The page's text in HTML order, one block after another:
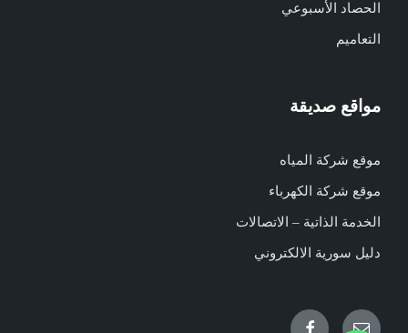
الحصاد الأسبوعي
التعاميم
مواقع صديقة
موقع شركة المياه
موقع شركة الكهرباء
الخدمة الذاتية – الاتصالات
دليل سورية الالكتروني
Email
Facebook